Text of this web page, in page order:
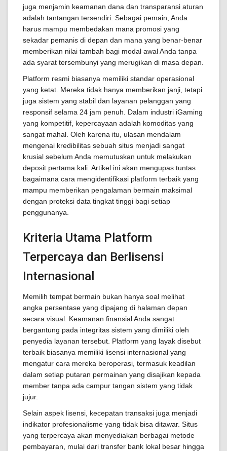
juga menjamin keamanan dana dan transparansi aturan
adalah tantangan tersendiri. Sebagai pemain, Anda
harus mampu membedakan mana promosi yang
sekadar pemanis di depan dan mana yang benar-benar
memberikan nilai tambah bagi modal awal Anda tanpa
ada syarat tersembunyi yang merugikan di masa depan.
Platform resmi biasanya memiliki standar operasional
yang ketat. Mereka tidak hanya memberikan janji, tetapi
juga sistem yang stabil dan layanan pelanggan yang
responsif selama 24 jam penuh. Dalam industri iGaming
yang kompetitif, kepercayaan adalah komoditas yang
sangat mahal. Oleh karena itu, ulasan mendalam
mengenai kredibilitas sebuah situs menjadi sangat
krusial sebelum Anda memutuskan untuk melakukan
deposit pertama kali. Artikel ini akan mengupas tuntas
bagaimana cara mengidentifikasi platform terbaik yang
mampu memberikan pengalaman bermain maksimal
dengan proteksi data tingkat tinggi bagi setiap
penggunanya.
Kriteria Utama Platform
Terpercaya dan Berlisensi
Internasional
Memilih tempat bermain bukan hanya soal melihat
angka persentase yang dipajang di halaman depan
secara visual. Keamanan finansial Anda sangat
bergantung pada integritas sistem yang dimiliki oleh
penyedia layanan tersebut. Platform yang layak disebut
terbaik biasanya memiliki lisensi internasional yang
mengatur cara mereka beroperasi, termasuk keadilan
dalam setiap putaran permainan yang disajikan kepada
member tanpa ada campur tangan sistem yang tidak
jujur.
Selain aspek lisensi, kecepatan transaksi juga menjadi
indikator profesionalisme yang tidak bisa ditawar. Situs
yang terpercaya akan menyediakan berbagai metode
pembayaran, mulai dari transfer bank lokal besar hingga